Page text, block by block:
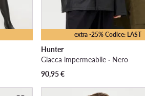
extra -25% Codice: LAST
Hunter
Giacca impermeabile · Nero
90,95€